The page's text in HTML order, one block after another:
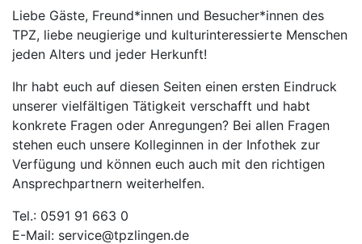
Liebe Gäste, Freund*innen und Besucher*innen des
TPZ, liebe neugierige und kulturinteressierte Menschen
jeden Alters und jeder Herkunft!
Ihr habt euch auf diesen Seiten einen ersten Eindruck
unserer vielfältigen Tätigkeit verschafft und habt
konkrete Fragen oder Anregungen? Bei allen Fragen
stehen euch unsere Kolleginnen in der Infothek zur
Verfügung und können euch auch mit den richtigen
Ansprechpartnern weiterhelfen.
Tel.: 0591 91 663 0
E-Mail: service@tpzlingen.de